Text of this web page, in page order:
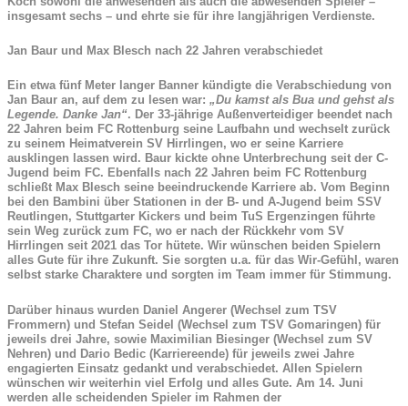
insgesamt sechs – und ehrte sie für ihre langjährigen Verdienste.
Jan Baur und Max Blesch nach 22 Jahren verabschiedet
Ein etwa fünf Meter langer Banner kündigte die Verabschiedung von
Jan Baur an, auf dem zu lesen war: „Du kamst als Bua und gehst als
Legende. Danke Jan“. Der 33-jährige Außenverteidiger beendet nach
22 Jahren beim FC Rottenburg seine Laufbahn und wechselt zurück
zu seinem Heimatverein SV Hirrlingen, wo er seine Karriere
ausklingen lassen wird. Baur kickte ohne Unterbrechung seit der C-
Jugend beim FC. Ebenfalls nach 22 Jahren beim FC Rottenburg
schließt Max Blesch seine beeindruckende Karriere ab. Vom Beginn
bei den Bambini über Stationen in der B- und A-Jugend beim SSV
Reutlingen, Stuttgarter Kickers und beim TuS Ergenzingen führte
sein Weg zurück zum FC, wo er nach der Rückkehr vom SV
Hirrlingen seit 2021 das Tor hütete. Wir wünschen beiden Spielern
alles Gute für ihre Zukunft. Sie sorgten u.a. für das Wir-Gefühl, waren
selbst starke Charaktere und sorgten im Team immer für Stimmung.
Darüber hinaus wurden Daniel Angerer (Wechsel zum TSV
Frommern) und Stefan Seidel (Wechsel zum TSV Gomaringen) für
jeweils drei Jahre, sowie Maximilian Biesinger (Wechsel zum SV
Nehren) und Dario Bedic (Karriereende) für jeweils zwei Jahre
engagierten Einsatz gedankt und verabschiedet. Allen Spielern
wünschen wir weiterhin viel Erfolg und alles Gute. Am 14. Juni
werden alle scheidenden Spieler im Rahmen der